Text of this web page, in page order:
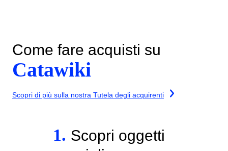
Come fare acquisti su
Catawiki
Scopri di più sulla nostra Tutela degli acquirenti
1. Scopri oggetti